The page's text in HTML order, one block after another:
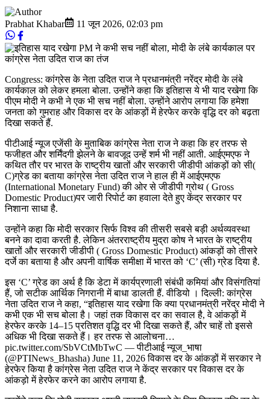
Prabhat Khabar 11 जून 2026, 02:03 pm
Congress: कांग्रेस के नेता उदित राज ने प्रधानमंत्री नरेंद्र मोदी के लंबे
कार्यकाल को लेकर हमला बोला. उन्होंने कहा कि इतिहास ये भी याद रखेगा कि
पीएम मोदी ने कभी ने एक भी सच नहीं बोला. उन्होंने आरोप लगाया कि हमेशा
जनता को गुमराह और विकास दर के आंकड़ों में हेरफेर करके वृद्धि दर को बढ़ता
दिखा सकते हैं.
पीटीआई न्यूज एजेंसी के मुताबिक कांग्रेस नेता राज ने कहा कि हर तरफ से
फजीहत और शर्मिंदगी झेलने के बावजूद उन्हें शर्म भी नहीं आती. आईएमएफ ने
कथित तौर पर भारत के राष्ट्रीय खातों और सरकारी जीडीपी आंकड़ों को सी(
C)ग्रेड का बताया कांग्रेस नेता उदित राज ने हाल ही में आईएमएफ
(International Monetary Fund) की ओर से जीडीपी ग्रोथ ( Gross
Domestic Product)पर जारी रिपोर्ट का हवाला देते हुए केंद्र सरकार पर
निशाना साधा है.
उन्होंने कहा कि मोदी सरकार सिर्फ विश्व की तीसरी सबसे बड़ी अर्थव्यवस्था
बनने का दावा करती है. लेकिन अंतरराष्ट्रीय मुद्रा कोष ने भारत के राष्ट्रीय
खातों और सरकारी जीडीपी ( Gross Domestic Product) आंकड़ों को तीसरे
दर्जे का बताया है और अपनी वार्षिक समीक्षा में भारत को ‘C’ (सी) ग्रेड दिया है.
इस ‘C’ ग्रेड का अर्थ है कि डेटा में कार्यप्रणाली संबंधी कमियां और विसंगतियां
हैं, जो सटीक आर्थिक निगरानी में बाधा डालती हैं. वीडियो । दिल्ली: कांग्रेस
नेता उदित राज ने कहा, “इतिहास याद रखेगा कि क्या प्रधानमंत्री नरेंद्र मोदी ने
कभी एक भी सच बोला है। जहां तक विकास दर का सवाल है, वे आंकड़ों में
हेरफेर करके 14–15 प्रतिशत वृद्धि दर भी दिखा सकते हैं, और चाहें तो इससे
अधिक भी दिखा सकते हैं। हर तरफ से आलोचना…
pic.twitter.com/SbVCtMbTwC — पीटीआई न्यूज_भाषा
(@PTINews_Bhasha) June 11, 2026 विकास दर के आंकड़ों में सरकार ने
हेरफेर किया है कांग्रेस नेता उदित राज ने केंद्र सरकार पर विकास दर के
आंकड़ो में हेरफेर करने का आरोप लगाया है.